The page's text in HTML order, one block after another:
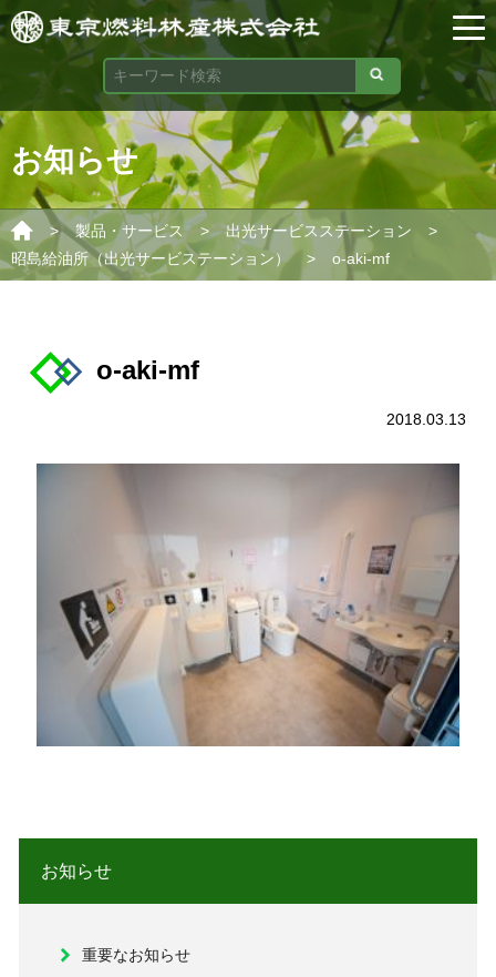
お知らせ
> 製品・サービス > 出光サービスステーション
>
昭島給油所（出光サービステーション）
> o-aki-mf
o-aki-mf
2018.03.13
お知らせ
重要なお知らせ